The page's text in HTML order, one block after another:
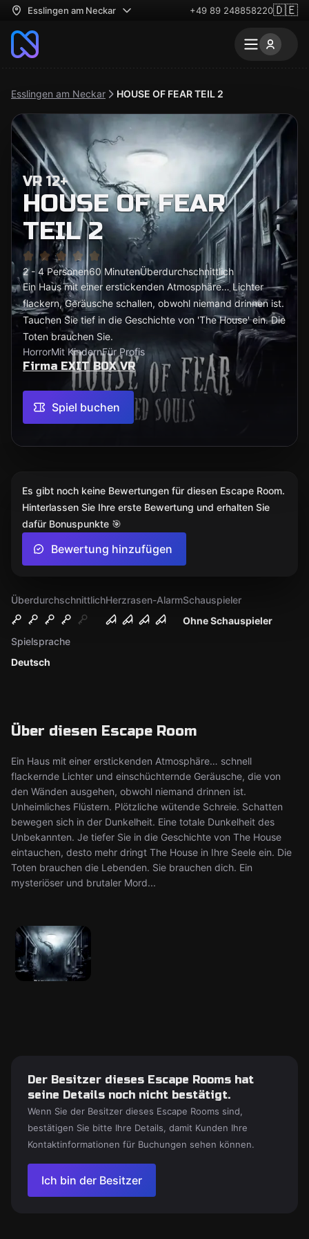
Esslingen am Neckar +49 89 248858220🇩🇪
Esslingen am Neckar HOUSE OF FEAR TEIL 2
VR 12+
HOUSE OF FEAR
TEIL 2
2 - 4 Personen60 MinutenÜberdurchschnittlich
Ein Haus mit einer erstickenden Atmosphäre… Lichter
flackern, Geräusche schallen, obwohl niemand drinnen ist.
Tauchen Sie tief in die Geschichte von 'The House' ein. Die
Toten brauchen Sie.
HorrorMit KindernFür Profis
Firma EXIT BOX VR
Spiel buchen
ÜberdurchschnittlichHerzrasen-Alarm
Ohne Schauspieler
Schauspieler
Deutsch
Spielsprache
Über diesen Escape Room
Ein Haus mit einer erstickenden Atmosphäre… schnell
flackernde Lichter und einschüchternde Geräusche, die von
den Wänden ausgehen, obwohl niemand drinnen ist.
Unheimliches Flüstern. Plötzliche wütende Schreie. Schatten
bewegen sich in der Dunkelheit. Eine totale Dunkelheit des
Unbekannten. Je tiefer Sie in die Geschichte von The House
eintauchen, desto mehr dringt The House in Ihre Seele ein. Die
Toten brauchen die Lebenden. Sie brauchen dich. Ein
mysteriöser und brutaler Mord...
Es gibt noch keine Bewertungen für diesen Escape Room.
Hinterlassen Sie Ihre erste Bewertung und erhalten Sie
dafür Bonuspunkte 🎯
Bewertung hinzufügen
Der Besitzer dieses Escape Rooms hat
seine Details noch nicht bestätigt.
Wenn Sie der Besitzer dieses Escape Rooms sind,
bestätigen Sie bitte Ihre Details, damit Kunden Ihre
Kontaktinformationen für Buchungen sehen können.
Ich bin der Besitzer